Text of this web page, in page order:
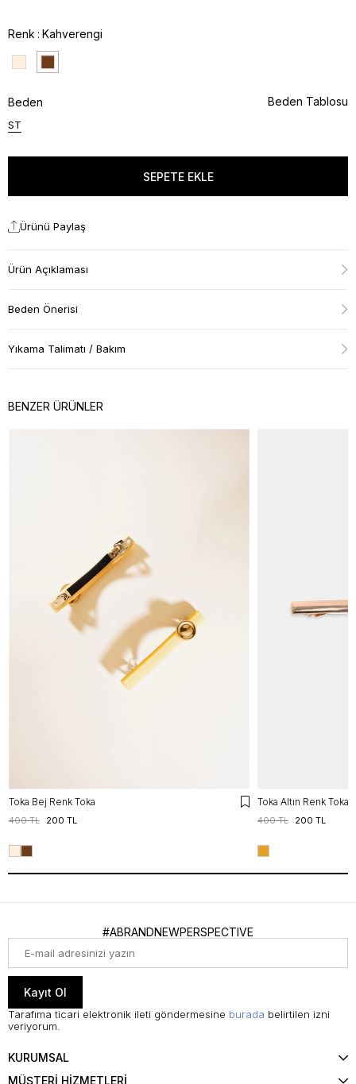
Renk Kahverengi
Beden
ST
Beden Tablosu
Ürünü Paylaş
Ürün Açıklaması
Beden Önerisi
Yıkama Talimatı / Bakım
BENZER ÜRÜNLER
Toka Bej Renk Toka
200 TL
400 TL
Toka Altın Renk Toka
200 TL
400 TL
#ABRANDNEWPERSPECTIVE
Kayıt Ol
Tarafıma ticari elektronik ileti göndermesine burada belirtilen izni
veriyorum.
KURUMSAL
MÜŞTERİ HİZMETLERİ